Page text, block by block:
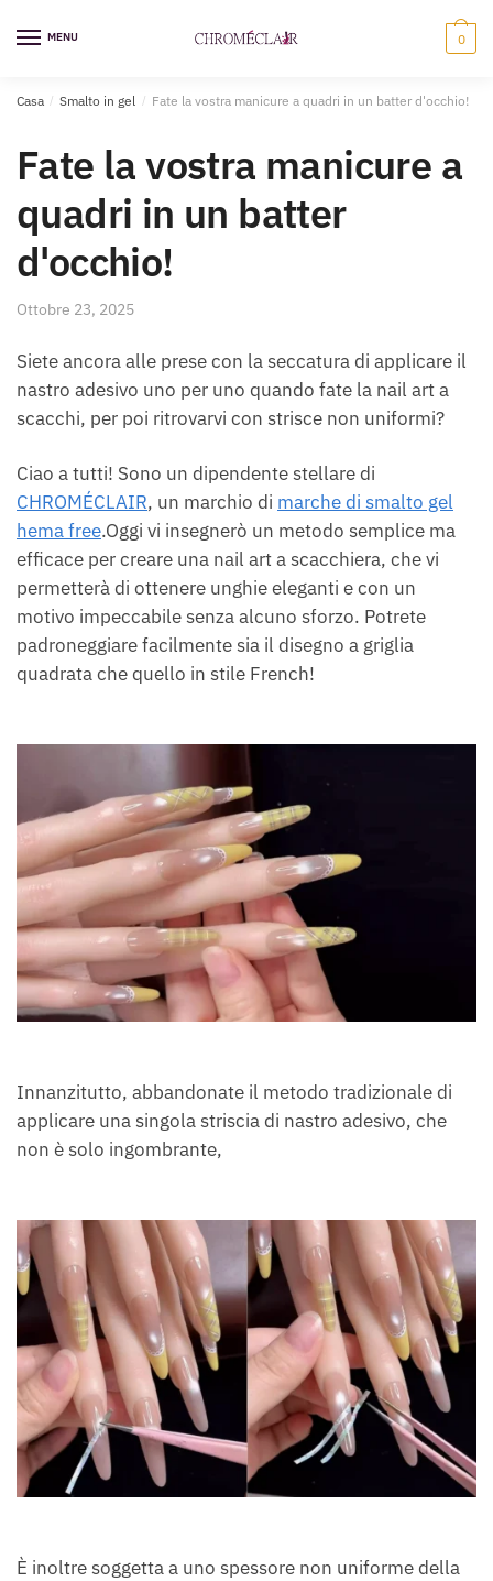
alla
MENU 0
Casa / Smalto in gel / Fate la vostra manicure a quadri in un batter d'occhio!
Fate la vostra manicure a
quadri in un batter
d'occhio!
Ottobre 23, 2025
Siete ancora alle prese con la seccatura di applicare il
nastro adesivo uno per uno quando fate la nail art a
scacchi, per poi ritrovarvi con strisce non uniformi?
Ciao a tutti! Sono un dipendente stellare di
CHROMÉCLAIR, un marchio di marche di smalto gel
hema free.Oggi vi insegnerò un metodo semplice ma
efficace per creare una nail art a scacchiera, che vi
permetterà di ottenere unghie eleganti e con un
motivo impeccabile senza alcuno sforzo. Potrete
padroneggiare facilmente sia il disegno a griglia
quadrata che quello in stile French!
Innanzitutto, abbandonate il metodo tradizionale di
applicare una singola striscia di nastro adesivo, che
non è solo ingombrante,
È inoltre soggetta a uno spessore non uniforme della